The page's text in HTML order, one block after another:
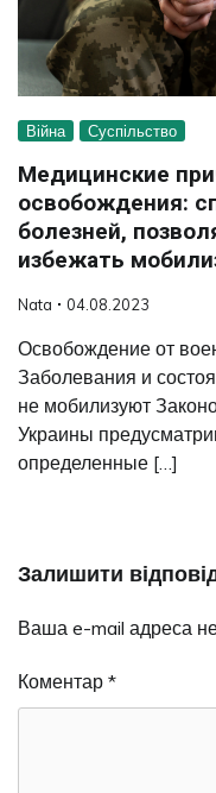
Війна Суспільство
Медицинские
освобождения:
болезней,
избежать
Nata 04.08.2023
Освобождение от
Заболевания и
не мобилизуют
Украины
определенные […]
Залишити
Ваша e-mail адреса
Коментар *